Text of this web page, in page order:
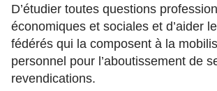
D’étudier toutes questions
économiques et sociales et d’aider
fédérés qui la composent à la
personnel pour l’aboutissement de
revendications.